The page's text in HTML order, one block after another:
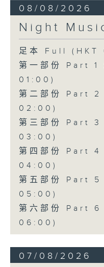
08/08/2026
Night
足本 Full
第一部份 Part
01:00)
第二部份 Part
02:00)
第三部份 Part
03:00)
第四部份 Part
04:00)
第五部份 Part
05:00)
第六部份 Part
06:00)
07/08/2026